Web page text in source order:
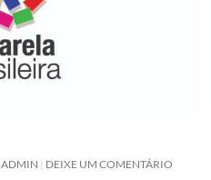
ADMIN DEIXE UM COMENTÁRIO